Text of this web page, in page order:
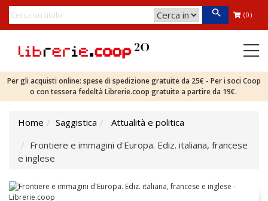
(0)
Per gli acquisti online: spese di spedizione gratuite da 25€ - Per i soci Coop
o con tessera fedeltà Librerie.coop gratuite a partire da 19€.
Home Saggistica
Attualità e politica
Frontiere e immagini d'Europa. Ediz. italiana, francese
e inglese